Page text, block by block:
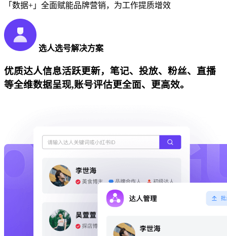
「数据+」全面赋能品牌营销，为工作提质增效
选人选号解决方案
优质达人信息活跃更新，笔记、投放、粉丝、直播
等全维数据呈现,账号评估更全面、更高效。